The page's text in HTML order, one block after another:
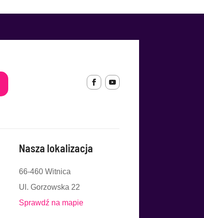
Nasza lokalizacja
66-460 Witnica
Ul. Gorzowska 22
Sprawdź na mapie